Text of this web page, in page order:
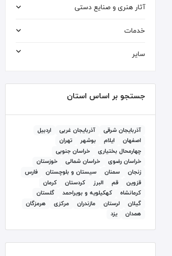
آثار هنری و صنایع دستی
خدمات
سایر
جستجو بر اساس استان
آذربايجان شرقی آذربايجان غربی
اردبيل
اصفهان
ايلام بوشهر
تهران
چهارمحال بختیاری
خراسان جنوبی
خراسان رضوی
خراسان شمالی
خوزستان
زنجان
سمنان سيستان و بلوچستان
فارس
قزوين
قم البرز كردستان
کرمان
كرمانشاه
كهكيلويه و بويراحمد
گلستان
گيلان
لرستان مازندران مرکزی
هرمزگان
همدان
يزد